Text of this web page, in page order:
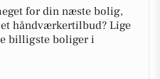
for din næste bolig,
håndværkertilbud? Lige
billigste boliger i